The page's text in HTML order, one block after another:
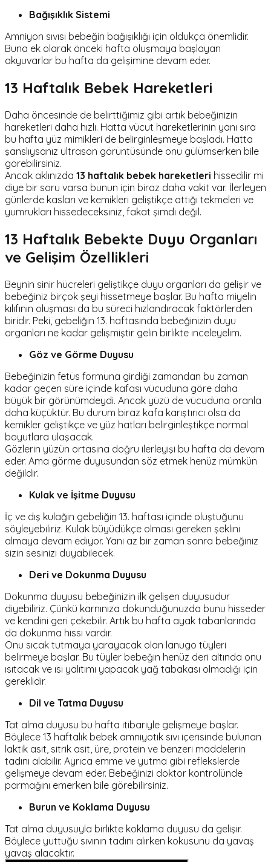
Bağışıklık Sistemi
Amniyon sıvısı bebeğin bağışıklığı için oldukça önemlidir.
Buna ek olarak önceki hafta oluşmaya başlayan
akyuvarlar bu hafta da gelişimine devam eder.
13 Haftalık Bebek Hareketleri
Daha öncesinde de belirttiğimiz gibi artık bebeğinizin
hareketleri daha hızlı. Hatta vücut hareketlerinin yanı sıra
bu hafta yüz mimikleri de belirginleşmeye başladı. Hatta
şanslıysanız ultrason görüntüsünde onu gülümserken bile
görebilirsiniz.
Ancak aklınızda 13 haftalık bebek hareketleri hissedilir mi
diye bir soru varsa bunun için biraz daha vakit var. İlerleyen
günlerde kasları ve kemikleri geliştikçe attığı tekmeleri ve
yumrukları hissedeceksiniz, fakat şimdi değil.
13 Haftalık Bebekte Duyu Organları
ve Gelişim Özellikleri
Beynin sinir hücreleri geliştikçe duyu organları da gelişir ve
bebeğiniz birçok şeyi hissetmeye başlar. Bu hafta miyelin
kılıfının oluşması da bu süreci hızlandıracak faktörlerden
biridir. Peki, gebeliğin 13. haftasında bebeğinizin duyu
organları ne kadar gelişmiştir gelin birlikte inceleyelim.
Göz ve Görme Duyusu
Bebeğinizin fetüs formuna girdiği zamandan bu zaman
kadar geçen süre içinde kafası vücuduna göre daha
büyük bir görünümdeydi. Ancak yüzü de vücuduna oranla
daha küçüktür. Bu durum biraz kafa karıştırıcı olsa da
kemikler geliştikçe ve yüz hatları belirginleştikçe normal
boyutlara ulaşacak.
Gözlerin yüzün ortasına doğru ilerleyişi bu hafta da devam
eder. Ama görme duyusundan söz etmek henüz mümkün
değildir.
Kulak ve İşitme Duyusu
İç ve dış kulağın gebeliğin 13. haftası içinde oluştuğunu
söyleyebiliriz. Kulak büyüdükçe olması gereken şeklini
almaya devam ediyor. Yani az bir zaman sonra bebeğiniz
sizin sesinizi duyabilecek.
Deri ve Dokunma Duyusu
Dokunma duyusu bebeğinizin ilk gelişen duyusudur
diyebiliriz. Çünkü karnınıza dokunduğunuzda bunu hisseder
ve kendini geri çekebilir. Artık bu hafta ayak tabanlarında
da dokunma hissi vardır.
Onu sıcak tutmaya yarayacak olan lanugo tüyleri
belirmeye başlar. Bu tüyler bebeğin henüz deri altında onu
ısıtacak ve ısı yalıtımı yapacak yağ tabakası olmadığı için
gereklidir.
Dil ve Tatma Duyusu
Tat alma duyusu bu hafta itibariyle gelişmeye başlar.
Böylece 13 haftalık bebek amniyotik sıvı içerisinde bulunan
laktik asit, sitrik asit, üre, protein ve benzeri maddelerin
tadını alabilir. Ayrıca emme ve yutma gibi reflekslerde
gelişmeye devam eder. Bebeğinizi doktor kontrolünde
parmağını emerken bile görebilirsiniz.
Burun ve Koklama Duyusu
Tat alma duyusuyla birlikte koklama duyusu da gelişir.
Böylece yuttuğu sıvının tadını alırken kokusunu da yavaş
yavaş alacaktır.